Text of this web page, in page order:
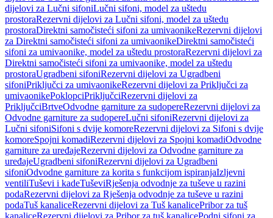
dijelovi za Lučni sifoniLučni sifoni, model za uštedu
prostoraRezervni dijelovi za Lučni sifoni, model za uštedu
prostoraDirektni samočisteći sifoni za umivaonikeRezervni dijelovi
za Direktni samočisteći sifoni za umivaonikeDirektni samočisteći
sifoni za umivaonike, model za uštedu prostoraRezervni dijelovi za
Direktni samočisteći sifoni za umivaonike, model za uštedu
prostoraUgradbeni sifoniRezervni dijelovi za Ugradbeni
sifoniPriključci za umivaonikeRezervni dijelovi za Priključci za
umivaonikePoklopciPriključciRezervni dijelovi za
PriključciBrtveOdvodne garniture za sudopereRezervni dijelovi za
Odvodne garniture za sudopereLučni sifoniRezervni dijelovi za
Lučni sifoniSifoni s dvije komoreRezervni dijelovi za Sifoni s dvije
komoreSpojni komadiRezervni dijelovi za Spojni komadiOdvodne
garniture za uređajeRezervni dijelovi za Odvodne garniture za
uređajeUgradbeni sifoniRezervni dijelovi za Ugradbeni
sifoniOdvodne garniture za korita s funkcijom ispiranjaIzljevni
ventiliTuševi i kadeTuševiRješenja odvodnje za tuševe u razini
podaRezervni dijelovi za Rješenja odvodnje za tuševe u razini
podaTuš kanaliceRezervni dijelovi za Tuš kanalicePribor za tuš
kanaliceRezervni dijelovi za Pribor za tuš kanalicePodni sifoni za